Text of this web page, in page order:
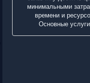
минимальными
времени и
Основные